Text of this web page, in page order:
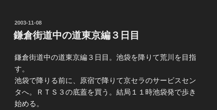
投
稿
日:
2003-11-08
鎌倉街道中の道東京編３日目
鎌倉街道中の道東京編３日目。池袋を降りて荒川を目指
す。
池袋で降りる前に、原宿で降りて京セラのサービスセン
タへ。ＲＴＳ３の底蓋を買う。結局１１時池袋発で歩き
始める。